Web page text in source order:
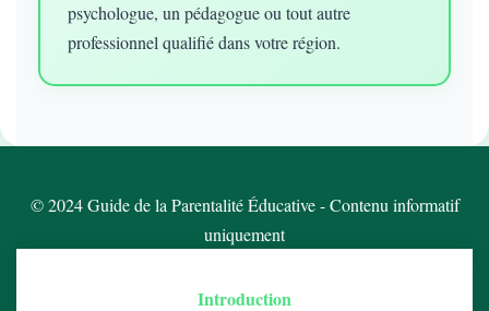
psychologue, un pédagogue ou tout autre
professionnel qualifié dans votre région.
© 2024 Guide de la Parentalité Éducative - Contenu informatif
uniquement
Introduction